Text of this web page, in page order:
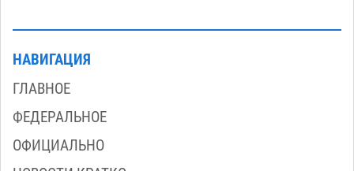
НАВИГАЦИЯ
ГЛАВНОЕ
ФЕДЕРАЛЬНОЕ
ОФИЦИАЛЬНО